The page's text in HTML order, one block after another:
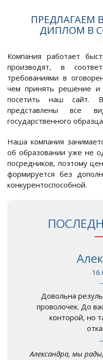
ПРЕДЛАГАЕМ
ДИПЛОМ В
Компания работает
производят, в
требованиями в
чем принять решение и
посетить наш сайт. В
представлены все
государственного
Наша компания
об образовании уже не
посредников, поэтому
формируется без
конкурентоспособной.
Довольна
проволочек. До
конторой, но
Александра, мы